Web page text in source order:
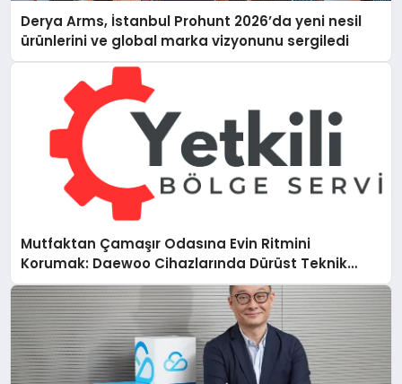
Derya Arms, İstanbul Prohunt 2026’da yeni nesil
ürünlerini ve global marka vizyonunu sergiledi
Mutfaktan Çamaşır Odasına Evin Ritmini
Korumak: Daewoo Cihazlarında Dürüst Teknik
Destek Deneyimi